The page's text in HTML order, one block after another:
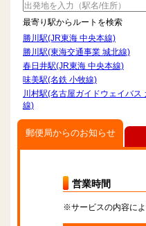
最寄り駅からルートを検索
勝川駅(JR東海 中央本線)
勝川駅(東海交通事業 城北線)
春日井駅(JR東海 中央本線)
味美駅(名鉄 小牧線)
川村駅(名古屋ガイドウェイバス
線)
郵便局からのお知らせ
営業時間
※サービスの内容に